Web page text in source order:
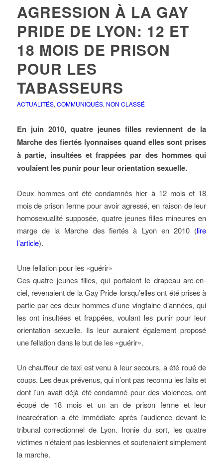
AGRESSION À LA GAY
PRIDE DE LYON: 12 ET
18 MOIS DE PRISON
POUR LES
TABASSEURS
ACTUALITÉS, COMMUNIQUÉS, NON CLASSÉ
En juin 2010, quatre jeunes filles reviennent de la
Marche des fiertés lyonnaises quand elles sont prises
à partie, insultées et frappées par des hommes qui
voulaient les punir pour leur orientation sexuelle.
Deux hommes ont été condamnés hier à 12 mois et 18
mois de prison ferme pour avoir agressé, en raison de leur
homosexualité supposée, quatre jeunes filles mineures en
marge de la Marche des fiertés à Lyon en 2010 (lire
l’article).
Une fellation pour les «guérir»
Ces quatre jeunes filles, qui portaient le drapeau arc-en-
ciel, revenaient de la Gay Pride lorsqu’elles ont été prises à
partie par ces deux hommes d’une vingtaine d’années, qui
les ont insultées et frappées, voulant les punir pour leur
orientation sexuelle. Ils leur auraient également proposé
une fellation dans le but de les «guérir».
Un chauffeur de taxi est venu à leur secours, a été roué de
coups. Les deux prévenus, qui n’ont pas reconnu les faits et
dont l’un avait déjà été condamné pour des violences, ont
écopé de 18 mois et un an de prison ferme et leur
incarcération a été immédiate après l’audience devant le
tribunal correctionnel de Lyon. Ironie du sort, les quatre
victimes n’étaient pas lesbiennes et soutenaient simplement
la marche.